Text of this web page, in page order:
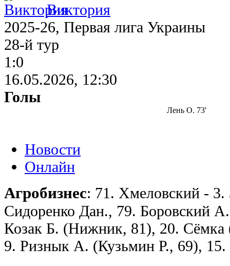
Виктория
2025-26, Первая лига Украины
28-й тур
1:0
16.05.2026, 12:30
Голы
Лень О. 73'
Новости
Онлайн
Агробизнес: 71. Хмеловский -
Сидоренко Дан., 79. Боровский
Козак Б. (Нижник, 81), 20. Сёмка
9. Ризнык А. (Кузьмин Р., 69),